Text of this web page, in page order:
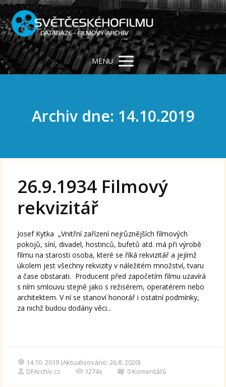
MENU
Archiv dne: 14.10.2019
26.9.1934 Filmový
rekvizitář
Josef Kytka „Vnitřní zařízení nejrůznějších filmových
pokojů, síní, divadel, hostinců, bufetů atd. má při výrobě
filmu na starosti osoba, které se říká rekvizitář a jejímž
úkolem jest všechny rekvizity v náležitém množství, tvaru
a čase obstarati. Producent před započetím filmu uzavírá
s ním smlouvu stejně jako s režisérem, operatérem nebo
architektem. V ní se stanoví honorář i ostatní podmínky,
za nichž budou dodány věci...
14.10. 2019 (Aktualizováno: 26.8. 2020)
DFArchiv.cz
1274x 0 Komentářů